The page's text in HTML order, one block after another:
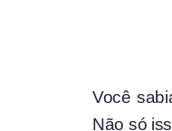
Você
Não só